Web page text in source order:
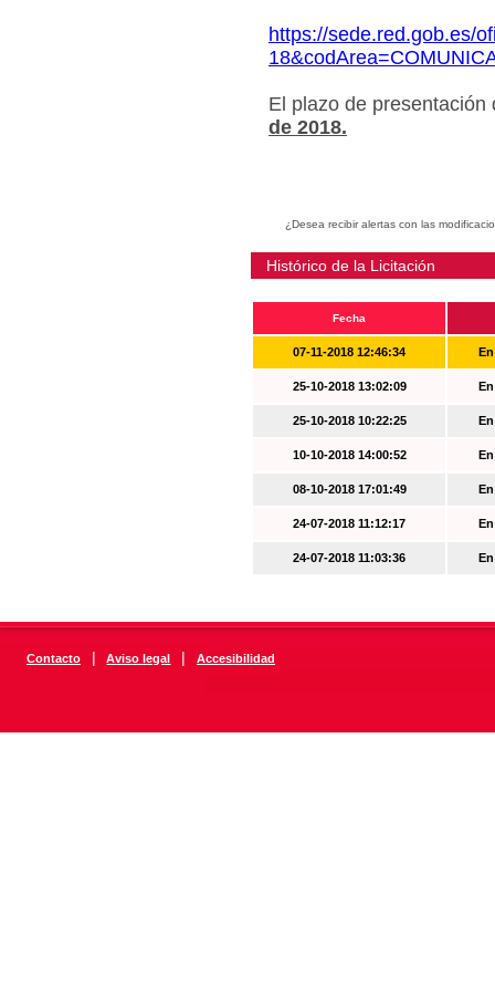
https://sede.red.gob.es/
El plazo de
de 2018.
¿Desea recibir alertas con las
Histórico de la Licitación
Fecha
07-11-2018 12:46:34
25-10-2018 13:02:09
25-10-2018 10:22:25
10-10-2018 14:00:52
08-10-2018 17:01:49
24-07-2018 11:12:17
24-07-2018 11:03:36
Contacto | Aviso legal | Accesibilidad